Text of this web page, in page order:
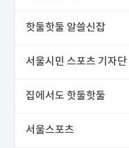
핫둘핫둘 알쓸신잡
서울시민 스포츠 기자단
집에서도 핫둘핫둘
서울스포츠